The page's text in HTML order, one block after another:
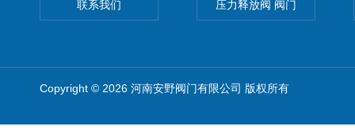
联系我们 压力释放阀 阀门
Copyright © 2026 河南安野阀门有限公司 版权所有